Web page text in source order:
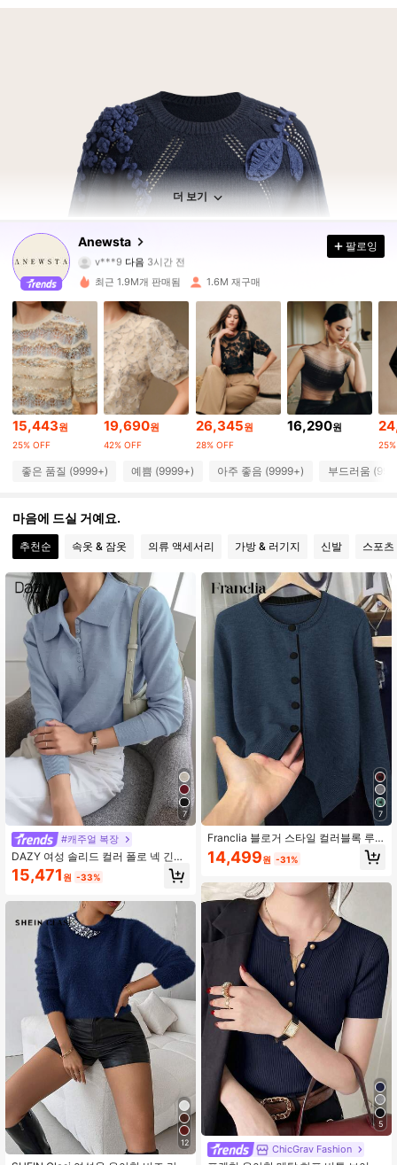
더 보기
Anewsta
q***p 가 탐색 중입니다
4.89
4M 팔로워
4.89 4M 팔로워
4.89 4M 팔로워
4.89 4M 팔로워
4.89 4M 팔로워
4M 팔로워
4M 팔로워
4.89 4M 팔로워
4.89 4M 팔로워
팔로잉
최근 1.9M개 판매됨 1.6M 재구매
15,443원
25% OFF
19,690원
42% OFF
26,345원
28% OFF
16,290원
좋은 품질 (9999+) 예쁨 (9999+) 아주 좋음 (9999+) 부드러움
마음에 드실 거예요.
추천순 속옷 & 잠옷 의류 액세서리 가방 & 러기지 신발 스포
7
#캐주얼 복장
DAZY 여성 솔리드 컬러 폴로 넥 긴팔
비즈니스 캐주얼 스웨터, 가을 & 겨울,
긴팔 탑, 학교 복귀 의류, 가을 여성 의
15,471 원 -33%
12
7
Franclia 블로거 스타일 컬러블록 루
즈핏 크루넥 스웨터 재킷, 유럽 및 미
국 신규 입고
14,499원 -31%
5
ChicGrav Fashion